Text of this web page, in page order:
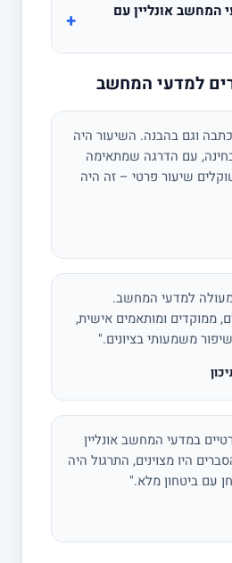
המחשב אונליין עם
+
למדעי המחשב
וגם בהבנה. השיעור היה
עם הדרגה שמתאימה
שיעור פרטי – זה היה
למדעי המחשב.
ממוקדים ומותאמים אישית,
משמעותי בציונים."
במדעי המחשב אונליין
היו מצוינים, התרגול היה
עם ביטחון מלא."